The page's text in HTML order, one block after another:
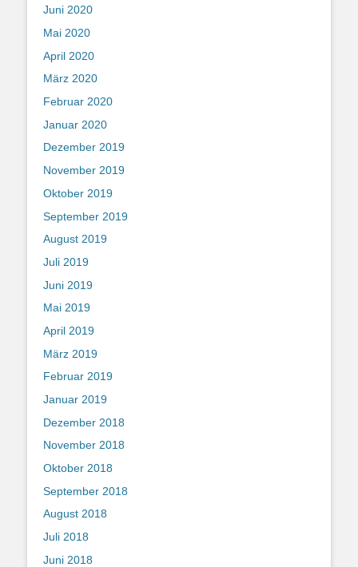
Juni 2020
Mai 2020
April 2020
März 2020
Februar 2020
Januar 2020
Dezember 2019
November 2019
Oktober 2019
September 2019
August 2019
Juli 2019
Juni 2019
Mai 2019
April 2019
März 2019
Februar 2019
Januar 2019
Dezember 2018
November 2018
Oktober 2018
September 2018
August 2018
Juli 2018
Juni 2018